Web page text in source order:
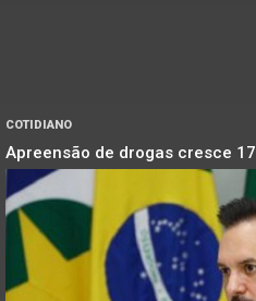
COTIDIANO
Apreensão de drogas cresce